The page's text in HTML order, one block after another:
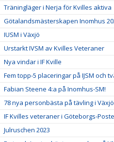
Träningläger i Nerja för Kvilles aktiva
Götalandsmästerskapen Inomhus
IUSM i Växjö
Urstarkt IVSM av Kvilles Veteraner
Nya vindar i IF Kville
Fem topp-5 placeringar på IJSM och
Fabian Steene 4:a på Inomhus-SM!
78 nya personbästa på tävling i
IF Kvilles veteraner i Göteborgs-
Julruschen 2023